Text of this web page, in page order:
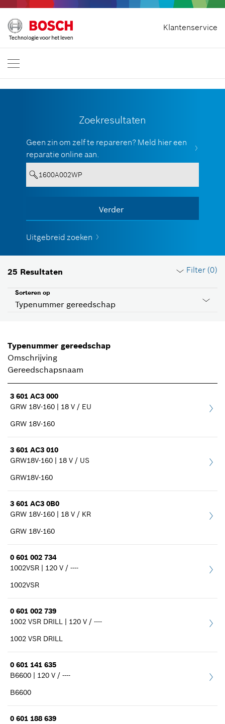
Klantenservice
Home
Bosch Professional
Neem contact met ons op
Zoekresultaten
Geen zin om zelf te repareren? Meld hier een
reparatie online aan.
Verder
Alle weergeven
of 3 characters.
Uitgebreid zoeken
25 Resultaten Filter (0)
Typenummer gereedschap
Sorteren op
Productgroep
Maak een keuze
Spanning
Maak een keuze
Landen ID
Filters sluiten
Typenummer gereedschap
Omschrijving
Gereedschapsnaam
3 601 AC3 000
GRW 18V-160 | 18 V / EU
GRW 18V-160
3 601 AC3 010
GRW18V-160 | 18 V / US
GRW18V-160
3 601 AC3 0B0
GRW 18V-160 | 18 V / KR
GRW 18V-160
0 601 002 734
1002VSR | 120 V / ----
1002VSR
0 601 002 739
1002 VSR DRILL | 120 V / ----
1002 VSR DRILL
0 601 141 635
B6600 | 120 V / ----
B6600
0 601 188 639